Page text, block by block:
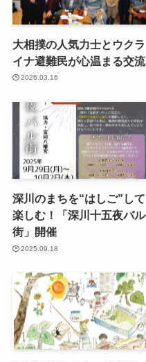
大相撲の人気力士とウクラ
イナ避難民が心温まる交流
2026.03.16
深川のまちを“はしご”して
楽しむ！「深川十五夜バル
街」開催
2025.09.18